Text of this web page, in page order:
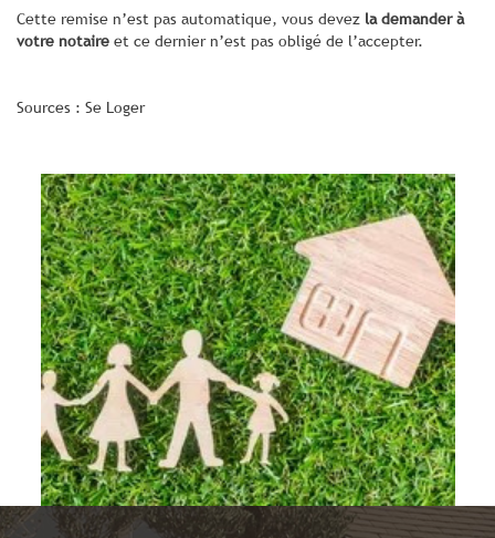
Cette remise n’est pas automatique, vous devez la demander à
votre notaire et ce dernier n’est pas obligé de l’accepter.
Sources : Se Loger